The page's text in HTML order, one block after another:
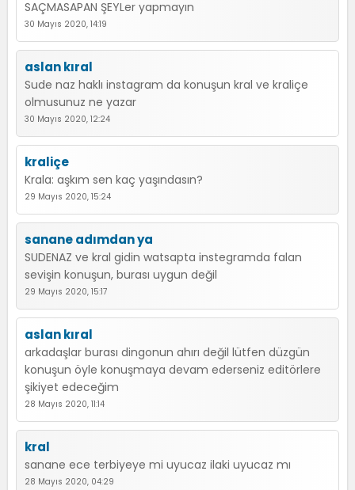
SAÇMASAPAN ŞEYLer yapmayın
30 Mayıs 2020, 14:19
aslan kıral
Sude naz haklı instagram da konuşun kral ve kraliçe
olmusunuz ne yazar
30 Mayıs 2020, 12:24
kraliçe
Krala: aşkım sen kaç yaşındasın?
29 Mayıs 2020, 15:24
sanane adımdan ya
SUDENAZ ve kral gidin watsapta instegramda falan
sevişin konuşun, burası uygun değil
29 Mayıs 2020, 15:17
aslan kıral
arkadaşlar burası dingonun ahırı değil lütfen düzgün
konuşun öyle konuşmaya devam ederseniz editörlere
şikiyet edeceğim
28 Mayıs 2020, 11:14
kral
sanane ece terbiyeye mi uyucaz ilaki uyucaz mı
28 Mayıs 2020, 04:29